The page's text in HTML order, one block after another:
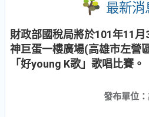
最新消
財政部國稅局將於101年11
神巨蛋一樓廣場(高雄市左營
「好young K歌」歌唱比賽。
發布單位：